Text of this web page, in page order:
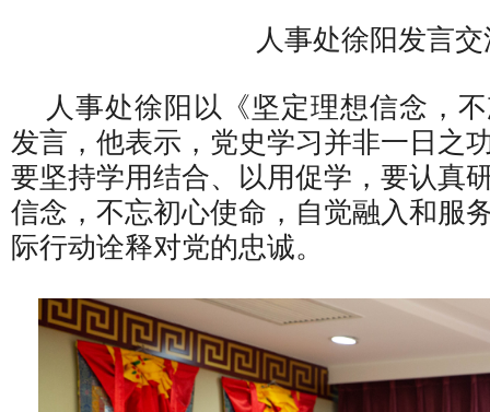
人事处徐阳发言交
人事处徐阳以《坚定理想信念，
发言，他表示，党史学习并非一日之
要坚持学用结合、以用促学，要认真
信念，不忘初心使命，自觉融入和服
际行动诠释对党的忠诚。